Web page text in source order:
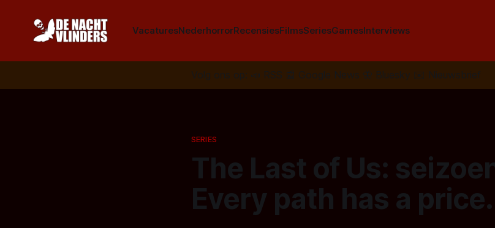
VacaturesNederhorrorRecensiesFilmsSeriesGamesInterviews
Volg ons op: 📣 RSS 📰 Google News 🦋 Bluesky ✉️ Nieuwsbrief
SERIES
The Last of Us:
Every path has a